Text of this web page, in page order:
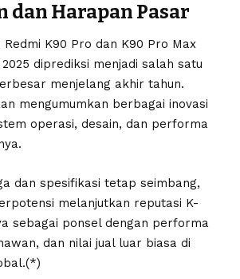
dan Harapan Pasar
K90 Pro dan K90 Pro Max
diprediksi menjadi salah satu
menjelang akhir tahun.
mengumumkan berbagai inovasi
operasi, desain, dan performa
dan spesifikasi tetap seimbang,
melanjutkan reputasi K-
sebagai ponsel dengan performa
dan nilai jual luar biasa di